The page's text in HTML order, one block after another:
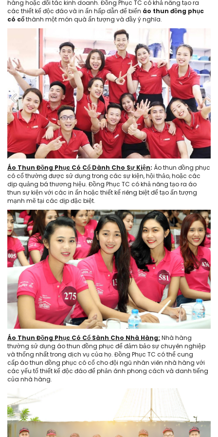
hàng hoặc đối tác kinh doanh. Đồng Phục TC có khả năng tạo ra
các thiết kế độc đáo và in ấn hấp dẫn để biến áo thun đồng phục
có cổthành một món quà ấn tượng và đầy ý nghĩa.
Áo Thun Đồng Phục Có Cổ Dành Cho Sự Kiện: Áo thun đồng phục
có cổ thường được sử dụng trong các sự kiện, hội thảo, hoặc các
dịp quảng bá thương hiệu. Đồng Phục TC có khả năng tạo ra áo
thun sự kiện với các in ấn hoặc thiết kế riêng biệt để tạo ấn tượng
mạnh mẽ tại các dịp đặc biệt.
Áo Thun Đồng Phục Có Cổ Sành Cho Nhà Hàng: Nhà hàng
thường sử dụng áo thun đồng phục để đảm bảo sự chuyên nghiệp
và thống nhất trong dịch vụ của họ. Đồng Phục TC có thể cung
cấp áo thun đồng phục có cổ cho đội ngũ nhân viên nhà hàng với
các yếu tố thiết kế độc đáo để phản ánh phong cách và danh tiếng
của nhà hàng.